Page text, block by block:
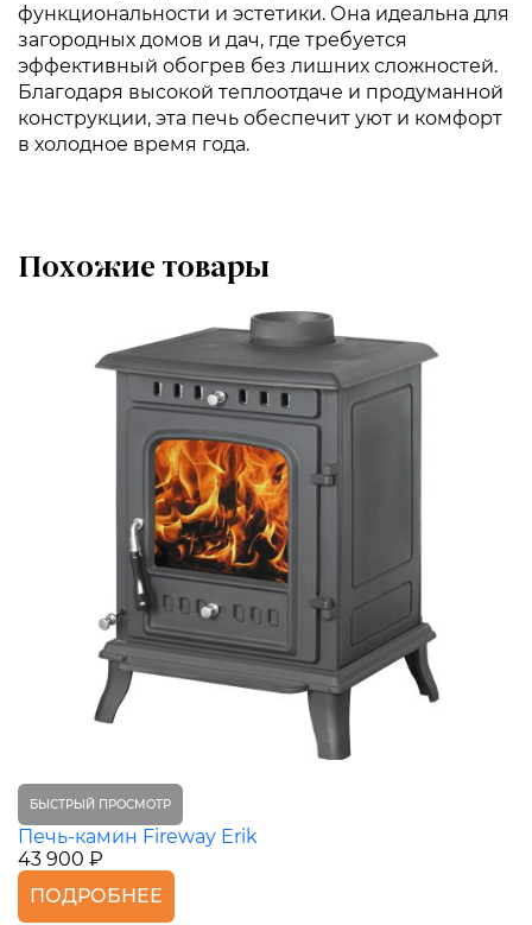
функциональности и эстетики. Она идеальна для
загородных домов и дач, где требуется
эффективный обогрев без лишних сложностей.
Благодаря высокой теплоотдаче и продуманной
конструкции, эта печь обеспечит уют и комфорт
в холодное время года.
Похожие товары
БЫСТРЫЙ ПРОСМОТР
Печь-камин Fireway Erik
43 900 ₽
ПОДРОБНЕЕ